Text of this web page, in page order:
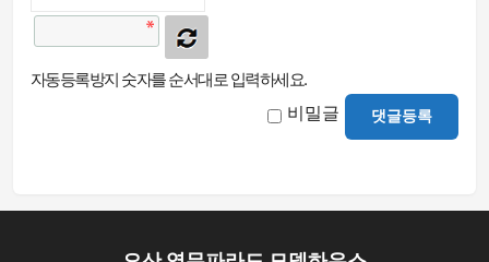
자동등록방지 숫자를 순서대로 입력하세요.
비밀글 댓글등록